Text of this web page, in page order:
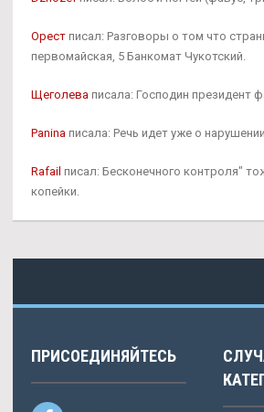
Орест писал: Разговоры о том что
первомайская, 5 Банкомат Чукотский.
Щеголева писала: Господин президент
Panina писала: Речь идет уже о
Rafail писал: Бесконечного контроля"
копейки.
ПРИСОЕДИНЯЙТЕСЬ